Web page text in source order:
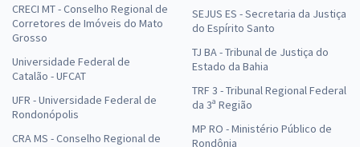
CRECI MT - Conselho Regional de
Corretores de Imóveis do Mato
Grosso
Universidade Federal de
Catalão - UFCAT
UFR - Universidade Federal de
Rondonópolis
CRA MS - Conselho Regional de
SEJUS ES - Secretaria da Justiça
do Espírito Santo
TJ BA - Tribunal de Justiça do
Estado da Bahia
TRF 3 - Tribunal Regional Federal
da 3ª Região
MP RO - Ministério Público de
Rondônia